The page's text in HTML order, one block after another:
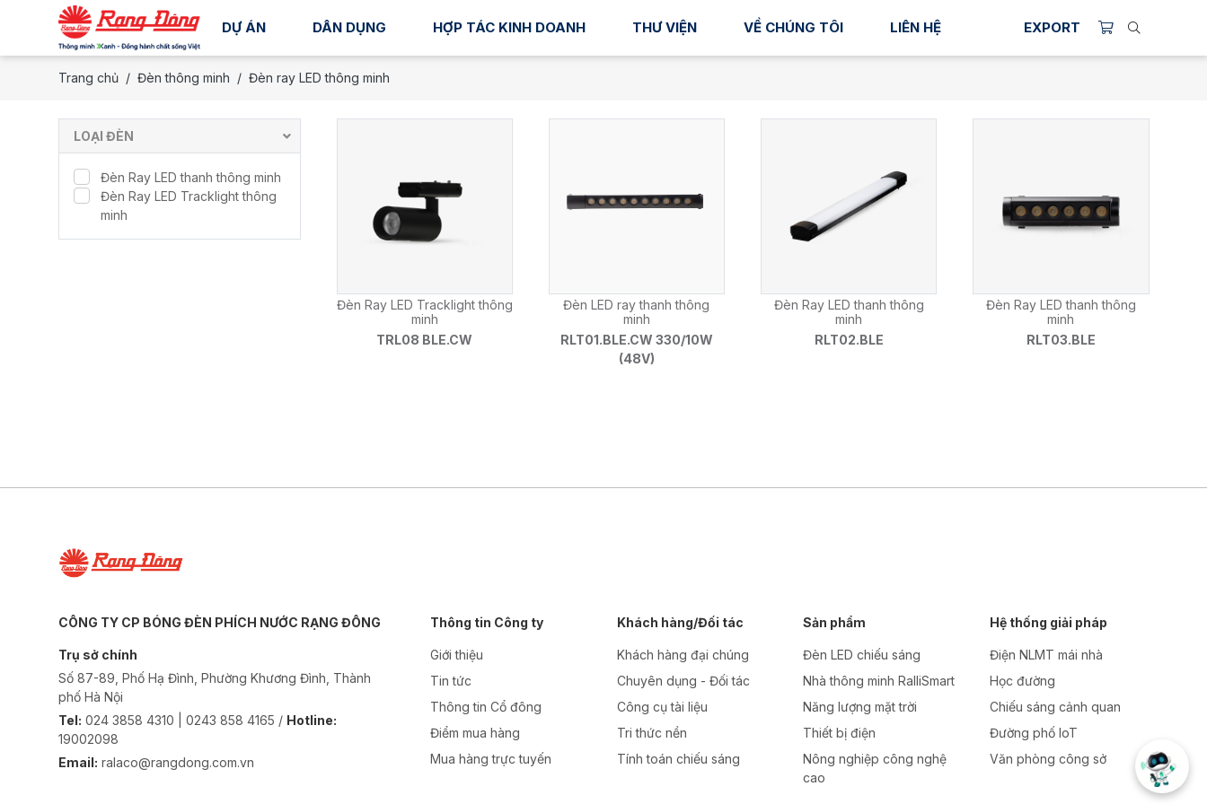
DỰ ÁN DÂN DỤNG HỢP TÁC KINH DOANH THƯ VIỆN VỀ CHÚNG TÔI LIÊN HỆ EXPORT
Trang chủ Đèn thông minh Đèn ray LED thông minh
Đèn Ray LED Tracklight thông
minh
TRL08 BLE.CW
Đèn LED ray thanh thông
minh
RLT01.BLE.CW 330/10W
(48V)
Đèn Ray LED thanh thông
minh
RLT02.BLE
Đèn Ray LED thanh thông
minh
RLT03.BLE
LOẠI ĐÈN
Đèn Ray LED thanh thông minh
Đèn Ray LED Tracklight thông
minh
CÔNG TY CP BÓNG ĐÈN PHÍCH NƯỚC RẠNG ĐÔNG
Trụ sở chính
Số 87-89, Phố Hạ Đình, Phường Khương Đình, Thành
phố Hà Nội
Tel: 024 3858 4310 | 0243 858 4165 / Hotline:
19002098
Email: ralaco@rangdong.com.vn
Thông tin Công ty
Giới thiệu
Tin tức
Thông tin Cổ đông
Điểm mua hàng
Mua hàng trực tuyến
Khách hàng/Đối tác
Khách hàng đại chúng
Chuyên dụng - Đối tác
Công cụ tài liệu
Tri thức nền
Tính toán chiếu sáng
Sản phẩm
Đèn LED chiếu sáng
Nhà thông minh RalliSmart
Năng lượng mặt trời
Thiết bị điện
Nông nghiệp công nghệ
cao
Hệ thống giải pháp
Điện NLMT mái nhà
Học đường
Chiếu sáng cảnh quan
Đường phố IoT
Văn phòng công sở